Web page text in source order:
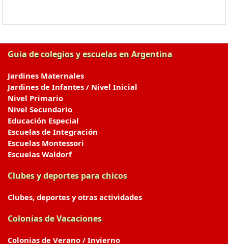
Guia de colegios y escuelas en Argentina
Jardines Maternales
Jardines de Infantes / Nivel Inicial
Nivel Primario
Nivel Secundario
Educación Especial
Escuelas de Integración
Escuelas Montessori
Escuelas Waldorf
Clubes y deportes para chicos
Clubes, deportes y otras actividades
Colonias de Vacaciones
Colonias de Verano / Invierno